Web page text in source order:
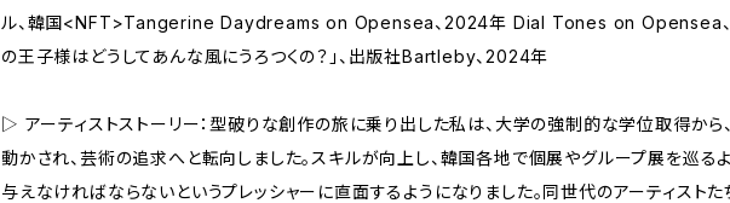
ル、韓国<NFT>Tangerine Daydreams on Opensea、2024年 Dial Tones on Opensea、
の王子様はどうしてあんな風にうろつくの？」、出版社Bartleby、2024年
▷ アーティストストーリー：型破りな創作の旅に乗り出した私は、大学の強制的な学位取得か
動かされ、芸術の追求へと転向しました。スキルが向上し、韓国各地で個展やグループ展を巡る
与えなければならないというプレッシャーに直面するようになりました。同世代のアーティスト